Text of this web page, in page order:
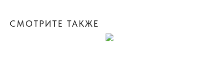
СМОТРИТЕ ТАКЖЕ